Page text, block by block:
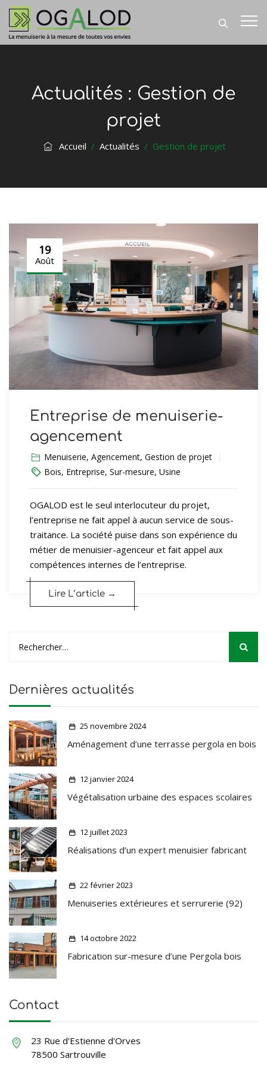
Actualités : Gestion de
projet
Accueil / Actualités / Gestion de projet
19
Août
Entreprise de menuiserie-
agencement
Menuiserie, Agencement, Gestion de projet
Bois, Entreprise, Sur-mesure, Usine
OGALOD est le seul interlocuteur du projet,
l’entreprise ne fait appel à aucun service de sous-
traitance. La société puise dans son expérience du
métier de menuisier-agenceur et fait appel aux
compétences internes de l’entreprise.
Lire L’article →
Dernières actualités
25 novembre 2024
Aménagement d’une terrasse pergola en bois
12 janvier 2024
Végétalisation urbaine des espaces scolaires
12 juillet 2023
Réalisations d’un expert menuisier fabricant
22 février 2023
Menuiseries extérieures et serrurerie (92)
14 octobre 2022
Fabrication sur-mesure d’une Pergola bois
Contact
23 Rue d'Estienne d'Orves
78500 Sartrouville